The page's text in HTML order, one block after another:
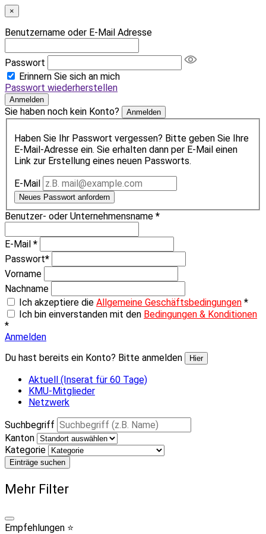
×
Benutzername oder E-Mail Adresse
Passwort
Erinnern Sie sich an mich
Passwort wiederherstellen
Anmelden
Sie haben noch kein Konto? Anmelden
Haben Sie Ihr Passwort vergessen? Bitte geben Sie Ihre
E-Mail-Adresse ein. Sie erhalten dann per E-Mail einen
Link zur Erstellung eines neuen Passworts.
E-Mail
Neues Passwort anfordern
Benutzer- oder Unternehmensname *
E-Mail *
Passwort*
Vorname
Nachname
Ich akzeptiere die Allgemeine Geschäftsbedingungen *
Ich bin einverstanden mit den Bedingungen & Konditionen
*
Anmelden
Du hast bereits ein Konto? Bitte anmelden
Hier
Aktuell (Inserat für 60 Tage)
KMU-Mitglieder
Netzwerk
Suchbegriff
Kanton
Kategorie
Einträge suchen
Mehr Filter
Empfehlungen ⭐